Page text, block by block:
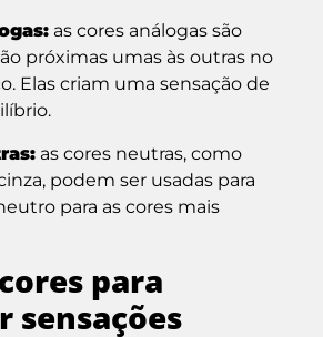
as cores análogas são
próximas umas às outras no
Elas criam uma sensação de
as cores neutras, como
podem ser usadas para
para as cores mais
para
sensações